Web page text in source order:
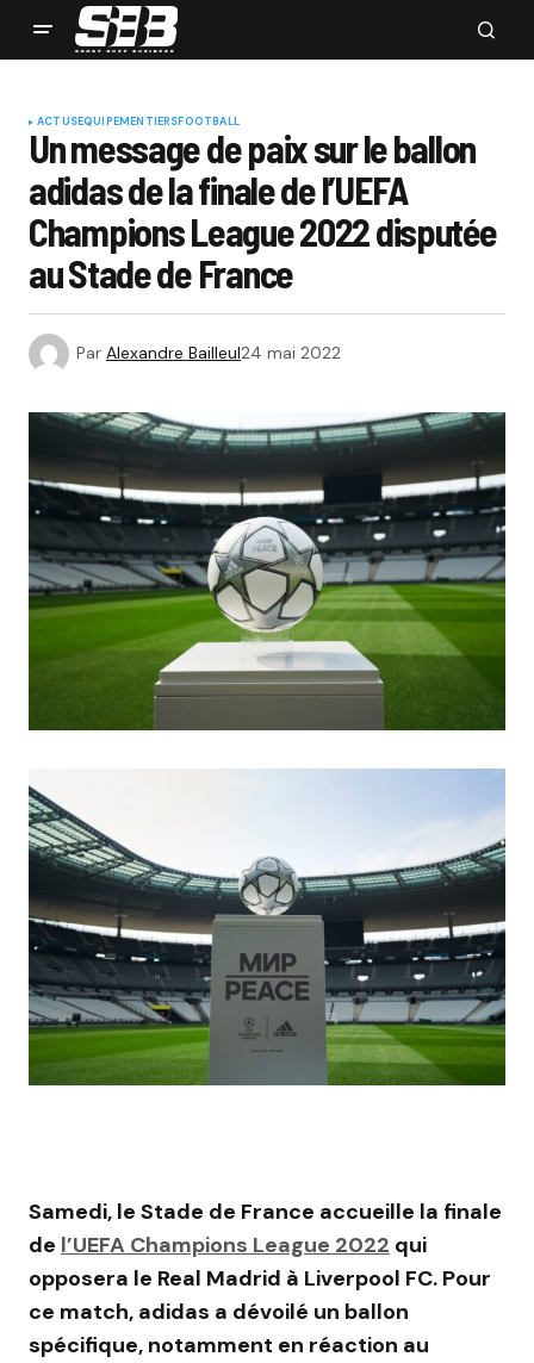
ACTUSEQUIPEMENTIERSFOOTBALL
Un message de paix sur le ballon
adidas de la finale de l’UEFA
Champions League 2022 disputée
au Stade de France
Par Alexandre Bailleul24 mai 2022
Samedi, le Stade de France accueille la finale
de l’UEFA Champions League 2022 qui
opposera le Real Madrid à Liverpool FC. Pour
ce match, adidas a dévoilé un ballon
spécifique, notamment en réaction au